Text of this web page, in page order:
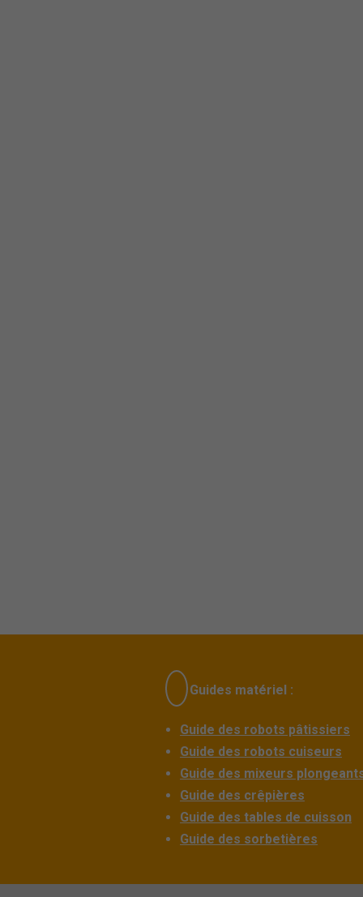
Guides matériel :
Guide des robots pâtissiers
Guide des robots cuiseurs
Guide des mixeurs
Guide des crêpières
Guide des tables de cuisson
Guide des sorbetières